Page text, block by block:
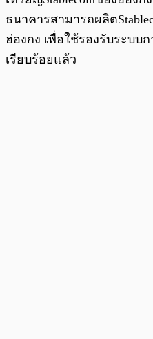
ธนาคารสามารถผลิต
ฮ่องกง เพื่อใช้รองรับระบบ
เรียบร้อยแล้ว